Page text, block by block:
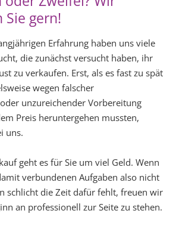
gern!
Erfahrung haben uns viele
die zunächst versucht haben, ihr
zu verkaufen. Erst, als es fast zu spät
wegen falscher
unzureichender Vorbereitung
Preis heruntergehen mussten,
uns.
geht es für Sie um viel Geld. Wenn
verbundenen Aufgaben also nicht
schlicht die Zeit dafür fehlt, freuen wir
an professionell zur Seite zu stehen.